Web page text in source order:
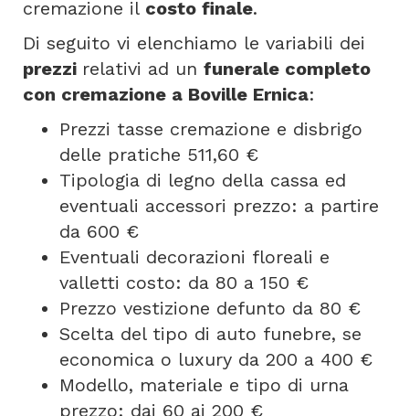
cremazione il costo finale.
Di seguito vi elenchiamo le variabili dei
prezzi relativi ad un funerale completo
con cremazione a Boville Ernica:
Prezzi tasse cremazione e disbrigo
delle pratiche 511,60 €
Tipologia di legno della cassa ed
eventuali accessori prezzo: a partire
da 600 €
Eventuali decorazioni floreali e
valletti costo: da 80 a 150 €
Prezzo vestizione defunto da 80 €
Scelta del tipo di auto funebre, se
economica o luxury da 200 a 400 €
Modello, materiale e tipo di urna
prezzo: dai 60 ai 200 €